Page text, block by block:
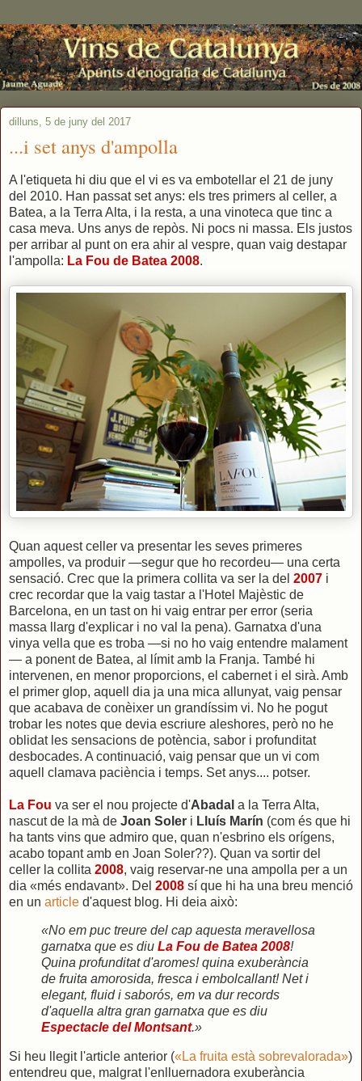
dilluns, 5 de juny del 2017
...i set anys d'ampolla
A l'etiqueta hi diu que el vi es va embotellar el 21 de juny
del 2010. Han passat set anys: els tres primers al celler, a
Batea, a la Terra Alta, i la resta, a una vinoteca que tinc a
casa meva. Uns anys de repòs. Ni pocs ni massa. Els justos
per arribar al punt on era ahir al vespre, quan vaig destapar
l'ampolla: La Fou de Batea 2008.
Quan aquest celler va presentar les seves primeres
ampolles, va produir —segur que ho recordeu— una certa
sensació. Crec que la primera collita va ser la del 2007 i
crec recordar que la vaig tastar a l'Hotel Majèstic de
Barcelona, en un tast on hi vaig entrar per error (seria
massa llarg d'explicar i no val la pena). Garnatxa d'una
vinya vella que es troba —si no ho vaig entendre malament
— a ponent de Batea, al límit amb la Franja. També hi
intervenen, en menor proporcions, el cabernet i el sirà. Amb
el primer glop, aquell dia ja una mica allunyat, vaig pensar
que acabava de conèixer un grandíssim vi. No he pogut
trobar les notes que devia escriure aleshores, però no he
oblidat les sensacions de potència, sabor i profunditat
desbocades. A continuació, vaig pensar que un vi com
aquell clamava paciència i temps. Set anys.... potser.
La Fou va ser el nou projecte d'Abadal a la Terra Alta,
nascut de la mà de Joan Soler i Lluís Marín (com és que hi
ha tants vins que admiro que, quan n'esbrino els orígens,
acabo topant amb en Joan Soler??). Quan va sortir del
celler la collita 2008, vaig reservar-ne una ampolla per a un
dia «més endavant». Del 2008 sí que hi ha una breu menció
en un article d'aquest blog. Hi deia això:
«No em puc treure del cap aquesta meravellosa
garnatxa que es diu La Fou de Batea 2008!
Quina profunditat d'aromes! quina exuberància
de fruita amorosida, fresca i embolcallant! Net i
elegant, fluid i saborós, em va dur records
d'aquella altra gran garnatxa que es diu
Espectacle del Montsant.»
Si heu llegit l'article anterior («La fruita està sobrevalorada»)
entendreu que, malgrat l'enlluernadora exuberància